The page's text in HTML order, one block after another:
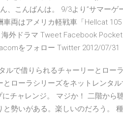
、こんばんは。 9/3より”サマーゲ
両はアメリカ軽戦車「Hellcat
外ドラマ Tweet Facebook
をフォロー Twitter 2012/07/31
ルで借りられるチャーリーとロー
ローラシリーズをネットレンタ
チャレンジ。 マジか！ 二階から
と勢いがある。楽しいのだろう。